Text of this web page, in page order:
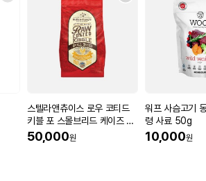
스텔라앤츄이스 로우 코티드
키블 포 스몰브리드 케이즈 프
리 치킨 1.6kg
50,000원
워프 사슴고기
령 사료 50g
10,000원